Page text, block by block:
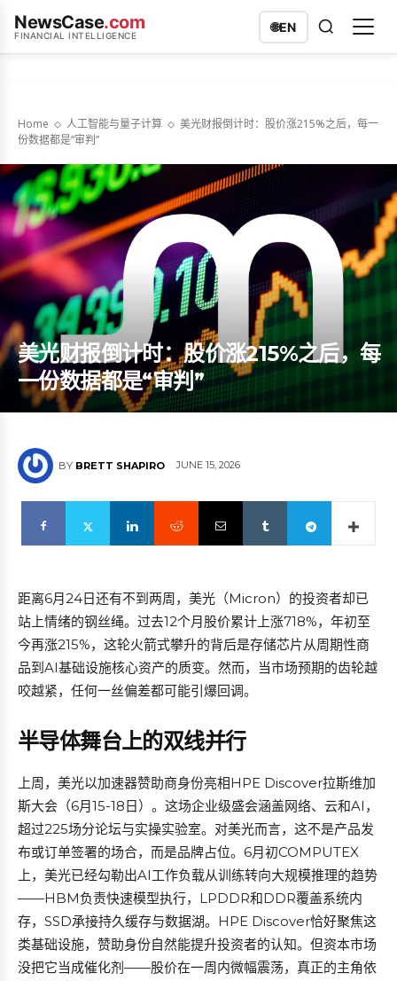
NewsCase.com
FINANCIAL INTELLIGENCE
🌐EN
Home 人工智能与量子计算
美光财报倒计时：股价涨215%之后，每一
份数据都是“审判”
美光财报倒计时：股价涨215%之后，每
一份数据都是“审判”
BY BRETT SHAPIRO JUNE 15, 2026
距离6月24日还有不到两周，美光（Micron）的投资者却已
站上情绪的钢丝绳。过去12个月股价累计上涨718%，年初至
今再涨215%，这轮火箭式攀升的背后是存储芯片从周期性商
品到AI基础设施核心资产的质变。然而，当市场预期的齿轮越
咬越紧，任何一丝偏差都可能引爆回调。
半导体舞台上的双线并行
上周，美光以加速器赞助商身份亮相HPE Discover拉斯维加
斯大会（6月15-18日）。这场企业级盛会涵盖网络、云和AI，
超过225场分论坛与实操实验室。对美光而言，这不是产品发
布或订单签署的场合，而是品牌占位。6月初COMPUTEX
上，美光已经勾勒出AI工作负载从训练转向大规模推理的趋势
——HBM负责快速模型执行，LPDDR和DDR覆盖系统内
存，SSD承接持久缓存与数据湖。HPE Discover恰好聚焦这
类基础设施，赞助身份自然能提升投资者的认知。但资本市场
没把它当成催化剂——股价在一周内微幅震荡，真正的主角依